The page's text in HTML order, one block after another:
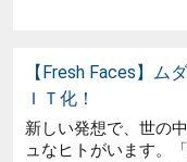
【Fresh Faces】ム
ＩＴ化！
新しい発想で、世の
ュなヒトがいます。